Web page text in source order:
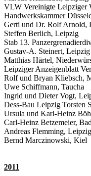
VLW Vereinigte Leipziger
Handwerkskammer
Gerti und Dr. Rolf Arnold,
Steffen Berlich, Leipzig
Stab 13.
Gustav-A. Steinert, Leipzig
Matthias Härtel,
Leipziger Anzeigenblatt
Rolf und Bryan Kliebsch,
Uwe Schiffmann, Taucha
Ingrid und Dieter Vogt,
Dess-Bau Leipzig Torsten
Ursula und Karl-Heinz
Carl-Heinz Betzemeier,
Andreas Flemming, Leipzig
Bernd Marczinowski, Kiel
2011